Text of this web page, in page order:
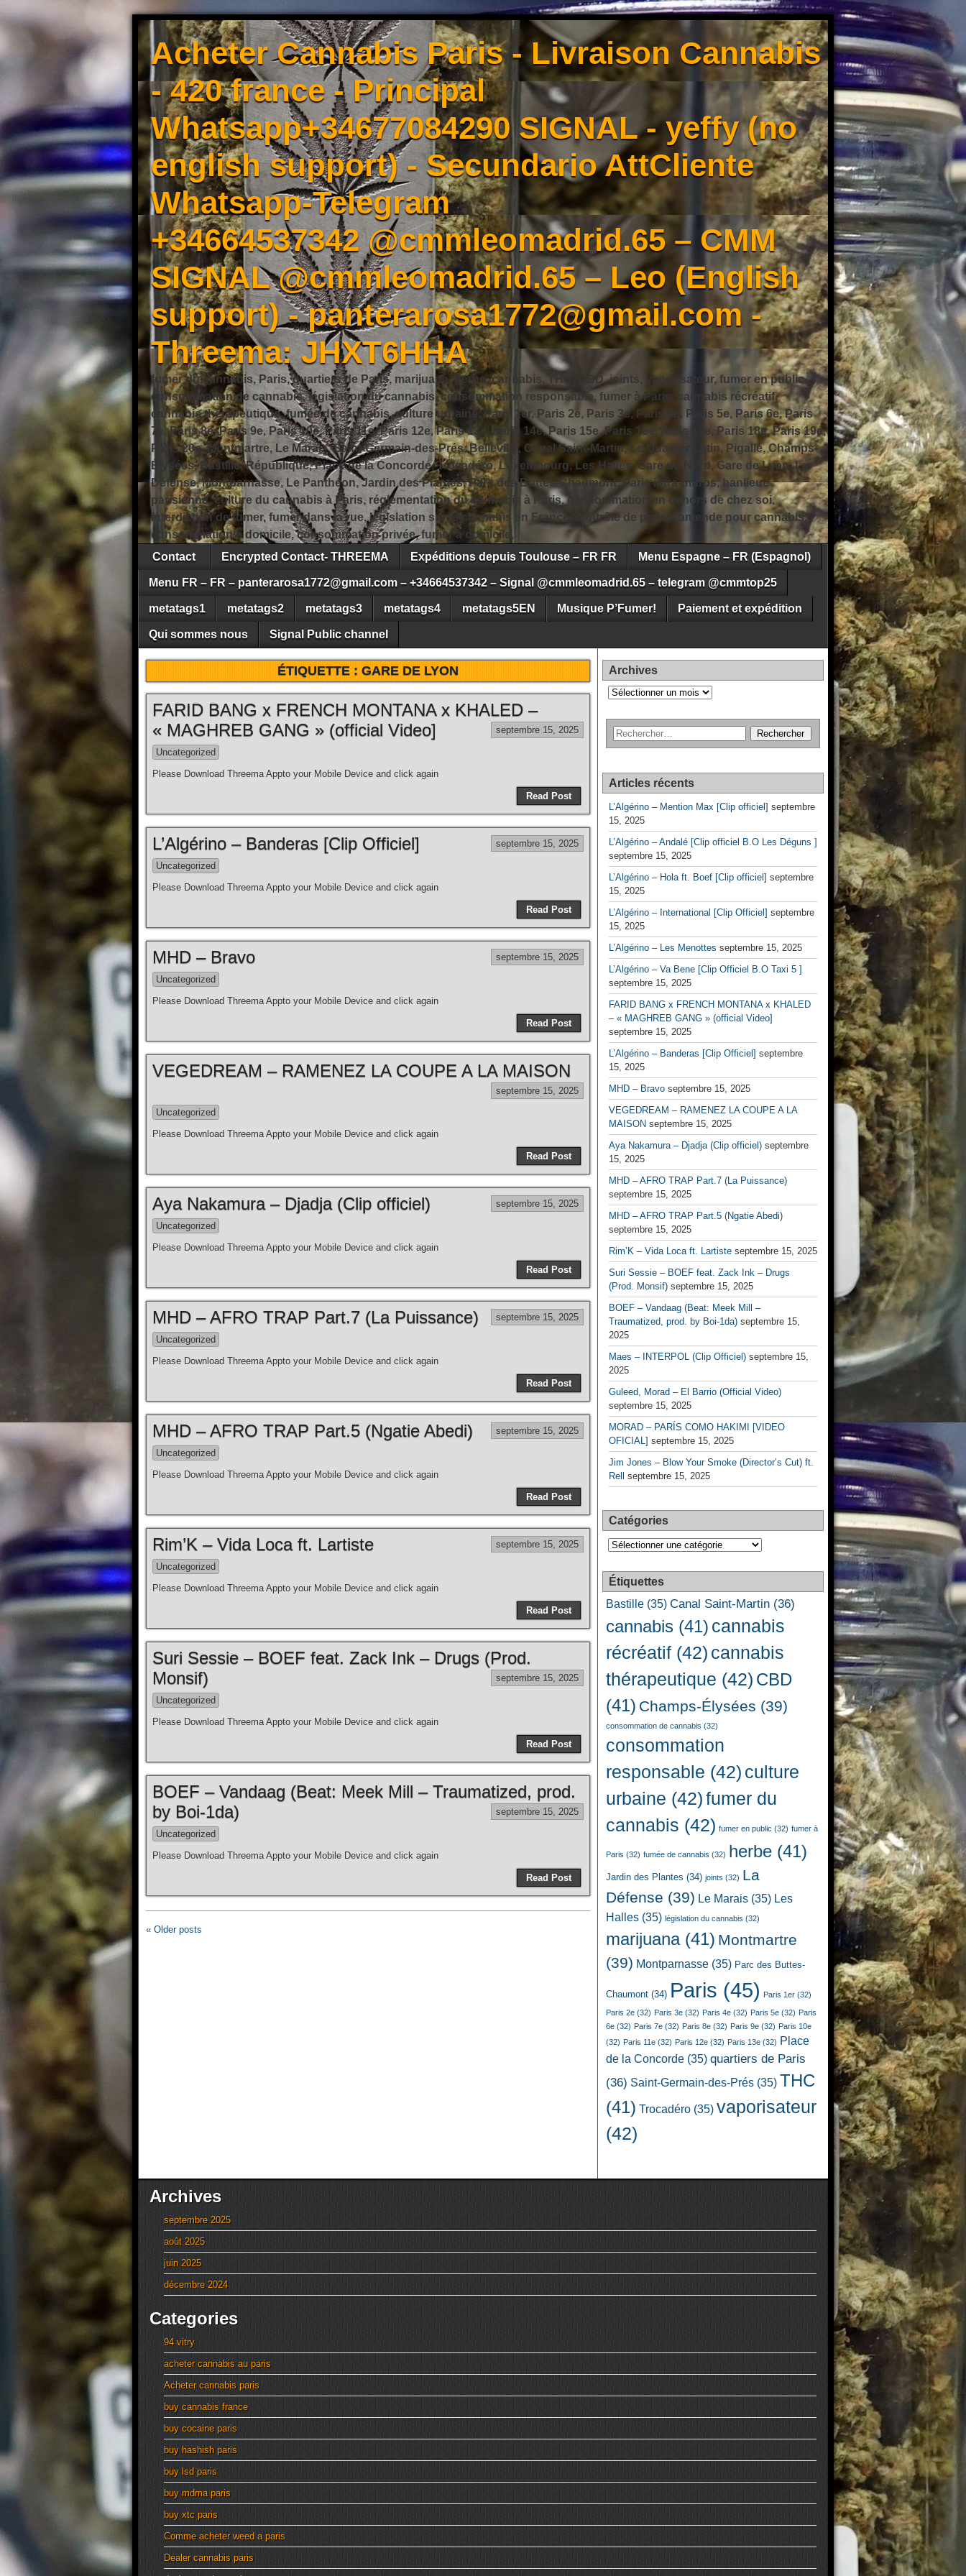
Acheter Cannabis Paris - Livraison Cannabis
- 420 france - Principal
Whatsapp+34677084290 SIGNAL - yeffy (no
english support) - Secundario AttCliente
Whatsapp-Telegram
+34664537342 @cmmleomadrid.65 – CMM
SIGNAL @cmmleomadrid.65 – Leo (English
support) - panterarosa1772@gmail.com -
Threema: JHXT6HHA
fumer du cannabis, Paris, quartiers de Paris, marijuana, herbe, cannabis, THC, CBD, joints, vaporisateur, fumer en public,
consommation de cannabis, législation du cannabis, consommation responsable, fumer à Paris, cannabis récréatif,
cannabis thérapeutique, fumée de cannabis, culture urbaine, Paris 1er, Paris 2e, Paris 3e, Paris 4e, Paris 5e, Paris 6e, Paris
7e, Paris 8e, Paris 9e, Paris 10e, Paris 11e, Paris 12e, Paris 13e, Paris 14e, Paris 15e, Paris 16e, Paris 17e, Paris 18e, Paris 19e,
Paris 20e, Montmartre, Le Marais, Saint-Germain-des-Prés, Belleville, Canal Saint-Martin, Le Quartier Latin, Pigalle, Champs-
Élysées, Bastille, République, Place de la Concorde, Trocadéro, Luxembourg, Les Halles, Gare du Nord, Gare de Lyon, La
Défense, Montparnasse, Le Panthéon, Jardin des Plantes, Parc des Buttes-Chaumont, Paris intra-muros, banlieue
parisienne, culture du cannabis à Paris, réglementation du cannabis à Paris, consommation en dehors de chez soi,
interdiction de fumer, fumer dans la rue, législation sur le cannabis en France, contrôle de police, amende pour cannabis,
consommation à domicile, consommation privée, fumer à domicile,
Contact
Encrypted Contact- THREEMA Expéditions depuis Toulouse – FR FR Menu Espagne – FR (Espagnol)
Menu FR – FR – panterarosa1772@gmail.com – +34664537342 – Signal @cmmleomadrid.65 – telegram @cmmtop25
metatags1 metatags2 metatags3 metatags4 metatags5EN Musique P’Fumer! Paiement et expédition
Qui sommes nous Signal Public channel
ÉTIQUETTE :GARE DE LYON
FARID BANG x FRENCH MONTANA x KHALED –
« MAGHREB GANG » (official Video]
septembre 15, 2025
Uncategorized
Please Download Threema Appto your Mobile Device and click again
Read Post
L’Algérino – Banderas [Clip Officiel] septembre 15, 2025
Uncategorized
Please Download Threema Appto your Mobile Device and click again
Read Post
MHD – Bravo septembre 15, 2025
Uncategorized
Please Download Threema Appto your Mobile Device and click again
Read Post
VEGEDREAM – RAMENEZ LA COUPE A LA MAISON
septembre 15, 2025
Uncategorized
Please Download Threema Appto your Mobile Device and click again
Read Post
Aya Nakamura – Djadja (Clip officiel) septembre 15, 2025
Uncategorized
Please Download Threema Appto your Mobile Device and click again
Read Post
MHD – AFRO TRAP Part.7 (La Puissance) septembre 15, 2025
Uncategorized
Please Download Threema Appto your Mobile Device and click again
Read Post
MHD – AFRO TRAP Part.5 (Ngatie Abedi) septembre 15, 2025
Uncategorized
Please Download Threema Appto your Mobile Device and click again
Read Post
Rim’K – Vida Loca ft. Lartiste septembre 15, 2025
Uncategorized
Please Download Threema Appto your Mobile Device and click again
Read Post
Suri Sessie – BOEF feat. Zack Ink – Drugs (Prod.
Monsif)
septembre 15, 2025
Uncategorized
Please Download Threema Appto your Mobile Device and click again
Read Post
BOEF – Vandaag (Beat: Meek Mill – Traumatized, prod.
by Boi-1da)
septembre 15, 2025
Uncategorized
Please Download Threema Appto your Mobile Device and click again
Read Post
« Older posts
Archives
Archives
Articles récents
L’Algérino – Mention Max [Clip officiel] septembre
15, 2025
L’Algérino – Andalé [Clip officiel B.O Les Déguns ]
septembre 15, 2025
L’Algérino – Hola ft. Boef [Clip officiel] septembre
15, 2025
L’Algérino – International [Clip Officiel] septembre
15, 2025
L’Algérino – Les Menottes septembre 15, 2025
L’Algérino – Va Bene [Clip Officiel B.O Taxi 5 ]
septembre 15, 2025
FARID BANG x FRENCH MONTANA x KHALED
– « MAGHREB GANG » (official Video]
septembre 15, 2025
L’Algérino – Banderas [Clip Officiel] septembre
15, 2025
MHD – Bravo septembre 15, 2025
VEGEDREAM – RAMENEZ LA COUPE A LA
MAISON septembre 15, 2025
Aya Nakamura – Djadja (Clip officiel) septembre
15, 2025
MHD – AFRO TRAP Part.7 (La Puissance)
septembre 15, 2025
MHD – AFRO TRAP Part.5 (Ngatie Abedi)
septembre 15, 2025
Rim’K – Vida Loca ft. Lartiste septembre 15, 2025
Suri Sessie – BOEF feat. Zack Ink – Drugs
(Prod. Monsif) septembre 15, 2025
BOEF – Vandaag (Beat: Meek Mill –
Traumatized, prod. by Boi-1da) septembre 15,
2025
Maes – INTERPOL (Clip Officiel) septembre 15,
2025
Guleed, Morad – El Barrio (Official Video)
septembre 15, 2025
MORAD – PARÍS COMO HAKIMI [VIDEO
OFICIAL] septembre 15, 2025
Jim Jones – Blow Your Smoke (Director’s Cut) ft.
Rell
septembre 15, 2025
Catégories
Catégories
Étiquettes
Bastille (35) Canal Saint-Martin (36)
cannabis (41) cannabis
récréatif (42) cannabis
thérapeutique (42) CBD
(41) Champs-Élysées (39)
consommation de cannabis (32)
consommation
responsable (42) culture
urbaine (42)fumer du
cannabis (42) fumer en public (32) fumer à
Paris (32) fumée de cannabis (32) herbe (41)
Jardin des Plantes (34) joints (32) La
Défense (39) Le Marais (35) Les
Halles (35) législation du cannabis (32)
marijuana(41) Montmartre
(39) Montparnasse (35) Parc des Buttes-
Chaumont (34) Paris (45) Paris 1er (32)
Paris 2e (32) Paris 3e (32) Paris 4e (32) Paris 5e (32) Paris
6e (32) Paris 7e (32) Paris 8e (32) Paris 9e (32) Paris 10e
(32) Paris 11e (32) Paris 12e (32) Paris 13e (32) Place
de la Concorde (35) quartiers de Paris
(36) Saint-Germain-des-Prés (35) THC
(41) Trocadéro (35) vaporisateur
(42)
Archives
septembre 2025
août 2025
juin 2025
décembre 2024
Categories
94 vitry
acheter cannabis au paris
Acheter cannabis paris
buy cannabis france
buy cocaine paris
buy hashish paris
buy lsd paris
buy mdma paris
buy xtc paris
Comme acheter weed a paris
Dealer cannabis paris